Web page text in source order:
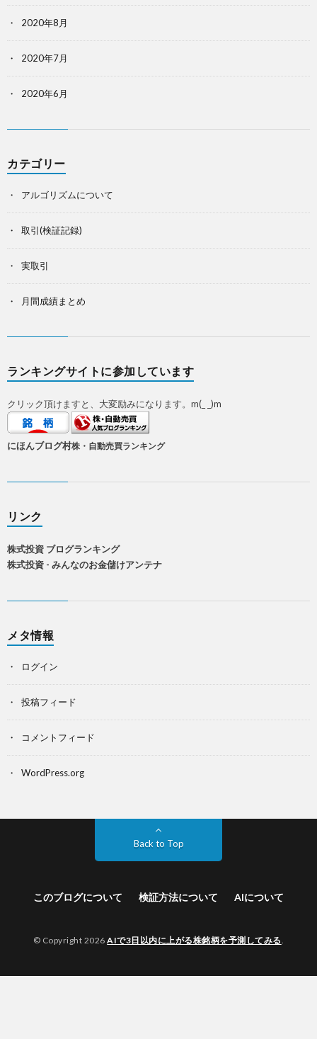
2020年8月
2020年7月
2020年6月
カテゴリー
アルゴリズムについて
取引(検証記録)
実取引
月間成績まとめ
ランキングサイトに参加しています
クリック頂けますと、大変励みになります。m(_ _)m
にほんブログ村株・自動売買ランキング
リンク
株式投資 ブログランキング
株式投資 - みんなのお金儲けアンテナ
メタ情報
ログイン
投稿フィード
コメントフィード
WordPress.org
Back to Top
このブログについて 検証方法について AIについて
© Copyright 2026AIで3日以内に上がる株銘柄を予測してみる.